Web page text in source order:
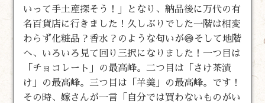
いって手土産探そう！」となり、納品後に万代の有
名百貨店に行きました！久しぶりでした一階は相変
わらず化粧品？香水？のような匂いが😅そして地階
へ、いろいろ見て回り三択になりました！一つ目は
「チョコレート」の最高峰。二つ目は「さけ茶漬
け」の最高峰。三つ目は「羊羮」の最高峰。です！
その時、嫁さんが一言「自分では買わないものがい